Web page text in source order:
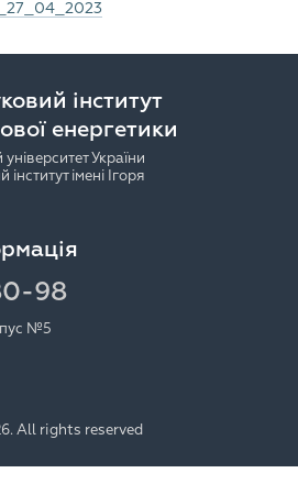
інститут
енергетики
України
імені Ігоря
98
№5
All rights reserved